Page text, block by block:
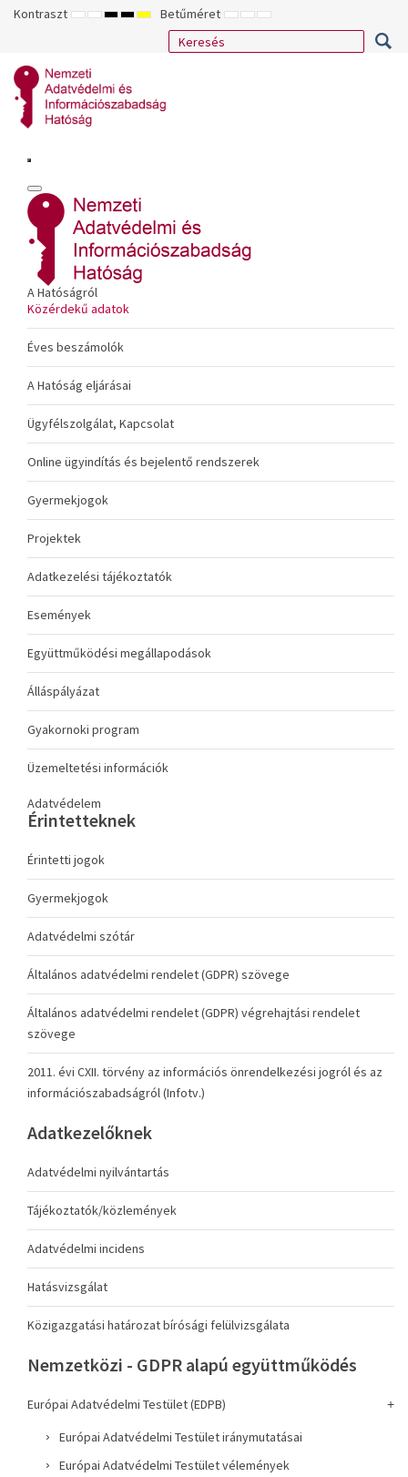
Kontraszt ALAPÉRTELMEZETT
ÉJSZAKAI
NAGY
KONTRASZTÚ
NAGY
KONTRASZTÚ
NAGY
KONTRASZTÚ
SÁRGA
FEKETE
Betűméret KISEBB
BETŰTÍPUS
ALAPÉRTELMEZETT
BETŰMÉRET
NAGYOBB
BETŰMÉRET
A Hatóságról
Közérdekű adatok
Éves beszámolók
A Hatóság eljárásai
Ügyfélszolgálat, Kapcsolat
Online ügyindítás és bejelentő rendszerek
Gyermekjogok
Projektek
Adatkezelési tájékoztatók
Események
Együttműködési megállapodások
Álláspályázat
Gyakornoki program
Üzemeltetési információk
Adatvédelem
Érintetteknek
Érintetti jogok
Gyermekjogok
Adatvédelmi szótár
Általános adatvédelmi rendelet (GDPR) szövege
Általános adatvédelmi rendelet (GDPR) végrehajtási rendelet
szövege
2011. évi CXII. törvény az információs önrendelkezési jogról és az
információszabadságról (Infotv.)
Adatkezelőknek
Adatvédelmi nyilvántartás
Tájékoztatók/közlemények
Adatvédelmi incidens
Hatásvizsgálat
Közigazgatási határozat bírósági felülvizsgálata
Nemzetközi - GDPR alapú együttműködés
Európai Adatvédelmi Testület (EDPB)
Európai Adatvédelmi Testület iránymutatásai
Európai Adatvédelmi Testület vélemények